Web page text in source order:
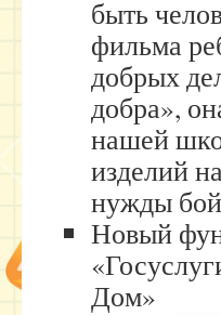
быть
фильма
добрых
добра»,
нашей
изделий
нужды
Новый
Дом»